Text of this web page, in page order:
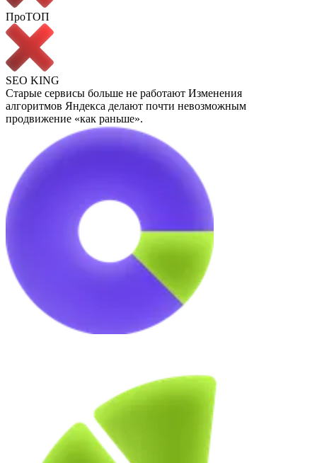
ПроТОП
SEO KING
Старые сервисы больше не работают Изменения
алгоритмов Яндекса делают почти невозможным
продвижение «как раньше».